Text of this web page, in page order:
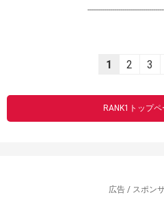
1 2 3
RANK1トップ
広告 / スポン